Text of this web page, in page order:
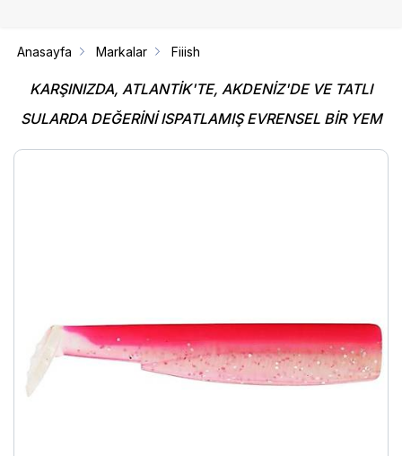
KARŞINIZDA, ATLANTİK'TE, AKDENİZ'DE VE TATLI
SULARDA DEĞERİNİ ISPATLAMIŞ EVRENSEL BİR YEM
Anasayfa Markalar Fiiish